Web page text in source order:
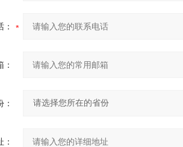
：